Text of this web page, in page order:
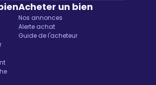
Acheter un bien
Nos annonces
Alerte achat
Guide de l'acheteur